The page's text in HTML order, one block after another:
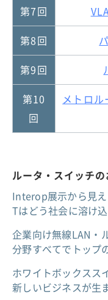
第7回
第8回
第9回
第10
回
メトロ
ルータ・スイッチ
Interop展示から見
Tはどう社会に溶け
企業向け無線LAN・
分野すべてでトップ
ホワイトボックス
新しいビジネスが生